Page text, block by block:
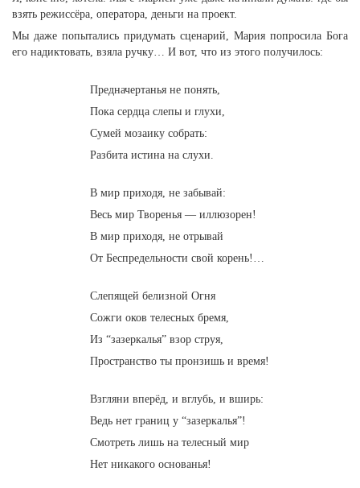
взять режиссёра, оператора, деньги на проект.
Мы даже попытались придумать сценарий, Мария попросила Бога
его надиктовать, взяла ручку… И вот, что из этого получилось:
Предначертанья не понять,
Пока сердца слепы и глухи,
Сумей мозаику собрать:
Разбита истина на слухи.
В мир приходя, не забывай:
Весь мир Творенья — иллюзорен!
В мир приходя, не отрывай
От Беспредельности свой корень!…
Слепящей белизной Огня
Сожги оков телесных бремя,
Из “зазеркалья” взор струя,
Пространство ты пронзишь и время!
Взгляни вперёд, и вглубь, и вширь:
Ведь нет границ у “зазеркалья”!
Смотреть лишь на телесный мир
Нет никакого основанья!